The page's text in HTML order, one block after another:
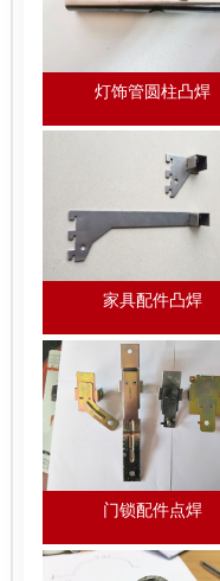
灯饰管圆柱凸焊
家具配件凸焊
门锁配件点焊